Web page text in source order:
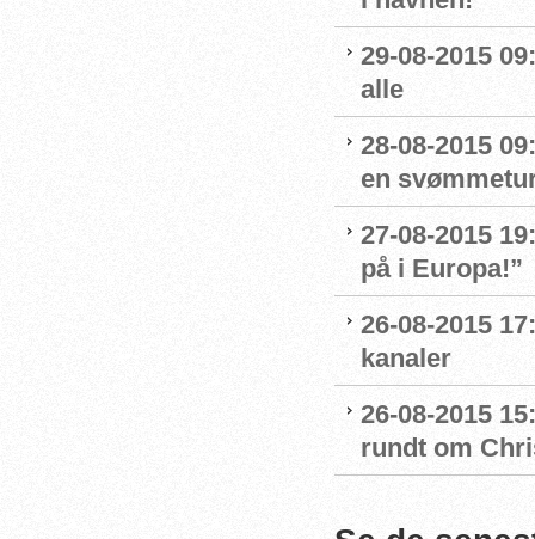
29-08-2015
alle
28-08-2015
en
27-08-2015
på i Europa!”
26-08-2015
kanaler
26-08-2015
rundt om